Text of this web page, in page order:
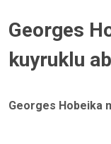
Georges
kuyruklu
Georges Hobeika